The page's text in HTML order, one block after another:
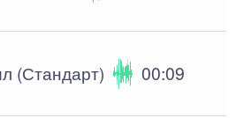
(Стандарт) 00:09